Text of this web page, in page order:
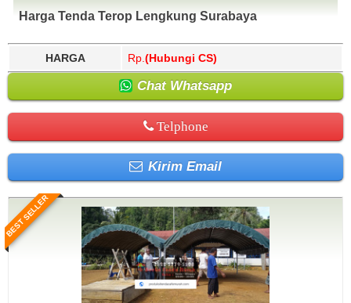
Harga Tenda Terop Lengkung Surabaya
HARGA Rp. (Hubungi CS)
Chat Whatsapp
Telphone
Kirim Email
BEST SELLER